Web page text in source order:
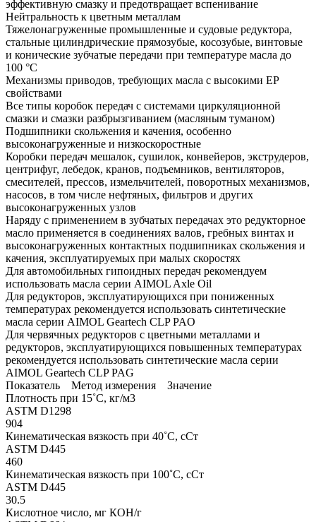
эффективную смазку и предотвращает вспенивание
Нейтральность к цветным металлам
Тяжелонагруженные промышленные и судовые редуктора,
стальные цилиндрические прямозубые, косозубые, винтовые
и конические зубчатые передачи при температуре масла до
100 °С
Механизмы приводов, требующих масла с высокими ЕР
свойствами
Все типы коробок передач с системами циркуляционной
смазки и смазки разбрызгиванием (масляным туманом)
Подшипники скольжения и качения, особенно
высоконагруженные и низкоскоростные
Коробки передач мешалок, сушилок, конвейеров, экструдеров,
центрифуг, лебедок, кранов, подъемников, вентиляторов,
смесителей, прессов, измельчителей, поворотных механизмов,
насосов, в том числе нефтяных, фильтров и других
высоконагруженных узлов
Наряду с применением в зубчатых передачах это редукторное
масло применяется в соединениях валов, гребных винтах и
высоконагруженных контактных подшипниках скольжения и
качения, эксплуатируемых при малых скоростях
Для автомобильных гипоидных передач рекомендуем
использовать масла серии AIMOL Axle Oil
Для редукторов, эксплуатирующихся при пониженных
температурах рекомендуется использовать синтетические
масла серии AIMOL Geartech CLP PAO
Для червячных редукторов с цветными металлами и
редукторов, эксплуатирующихся повышенных температурах
рекомендуется использовать синтетические масла серии
AIMOL Geartech CLP PAG
Показатель Метод измерения Значение
Плотность при 15˚C, кг/м3
ASTM D1298
904
Кинематическая вязкость при 40˚C, сСт
ASTM D445
460
Кинематическая вязкость при 100˚C, сСт
ASTM D445
30.5
Кислотное число, мг КОН/г